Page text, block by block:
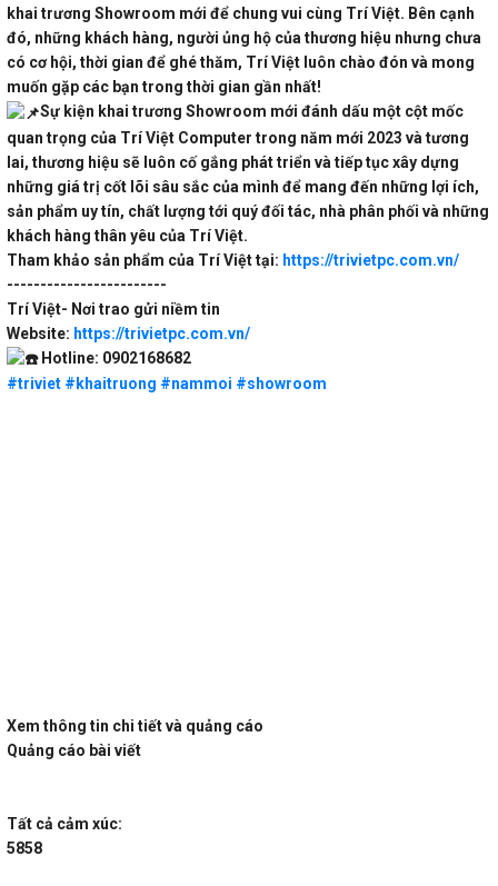
khai trương Showroom mới để chung vui cùng Trí Việt. Bên cạnh
đó, những khách hàng, người ủng hộ của thương hiệu nhưng chưa
có cơ hội, thời gian để ghé thăm, Trí Việt luôn chào đón và mong
muốn gặp các bạn trong thời gian gần nhất!
Sự kiện khai trương Showroom mới đánh dấu một cột mốc
quan trọng của Trí Việt Computer trong năm mới 2023 và tương
lai, thương hiệu sẽ luôn cố gắng phát triển và tiếp tục xây dựng
những giá trị cốt lõi sâu sắc của mình để mang đến những lợi ích,
sản phẩm uy tín, chất lượng tới quý đối tác, nhà phân phối và những
khách hàng thân yêu của Trí Việt.
Tham khảo sản phẩm của Trí Việt tại: https://trivietpc.com.vn/
------------------------
Trí Việt- Nơi trao gửi niềm tin
Website: https://trivietpc.com.vn/
Hotline: 0902168682
#triviet #khaitruong #nammoi #showroom
Xem thông tin chi tiết và quảng cáo
Quảng cáo bài viết
Tất cả cảm xúc:
5858